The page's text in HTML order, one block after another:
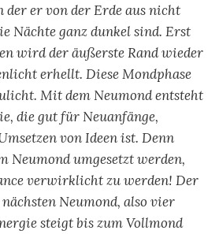
der er von der Erde aus nicht
Nächte ganz dunkel sind. Erst
wird der äußerste Rand wieder
erhellt. Diese Mondphase
Mit dem Neumond entsteht
die gut für Neuanfänge,
von Ideen ist. Denn
Neumond umgesetzt werden,
verwirklicht zu werden! Der
Neumond, also vier
steigt bis zum Vollmond